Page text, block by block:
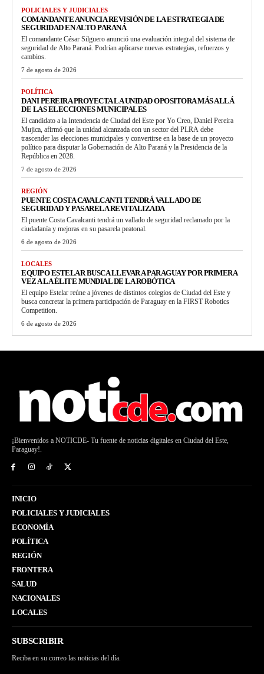
POLICIALES Y JUDICIALES
COMANDANTE ANUNCIA REVISIÓN DE LA ESTRATEGIA DE
SEGURIDAD EN ALTO PARANÁ
El comandante César Silguero anunció una evaluación integral del sistema de
seguridad de Alto Paraná. Podrían aplicarse nuevas estrategias, refuerzos y
cambios.
7 de agosto de 2026
POLÍTICA
DANI PEREIRA PROYECTA LA UNIDAD OPOSITORA MÁS ALLÁ
DE LAS ELECCIONES MUNICIPALES
El candidato a la Intendencia de Ciudad del Este por Yo Creo, Daniel Pereira
Mujica, afirmó que la unidad alcanzada con un sector del PLRA debe
trascender las elecciones municipales y convertirse en la base de un proyecto
político para disputar la Gobernación de Alto Paraná y la Presidencia de la
República en 2028.
7 de agosto de 2026
REGIÓN
PUENTE COSTA CAVALCANTI TENDRÁ VALLADO DE
SEGURIDAD Y PASARELA REVITALIZADA
El puente Costa Cavalcanti tendrá un vallado de seguridad reclamado por la
ciudadanía y mejoras en su pasarela peatonal.
6 de agosto de 2026
LOCALES
EQUIPO ESTELAR BUSCA LLEVAR A PARAGUAY POR PRIMERA
VEZ A LA ÉLITE MUNDIAL DE LA ROBÓTICA
El equipo Estelar reúne a jóvenes de distintos colegios de Ciudad del Este y
busca concretar la primera participación de Paraguay en la FIRST Robotics
Competition.
6 de agosto de 2026
¡Bienvenidos a NOTICDE- Tu fuente de noticias digitales en Ciudad del Este,
Paraguay!.
INICIO
POLICIALES Y JUDICIALES
ECONOMÍA
POLÍTICA
REGIÓN
FRONTERA
SALUD
NACIONALES
LOCALES
SUBSCRIBIR
Reciba en su correo las noticias del día.